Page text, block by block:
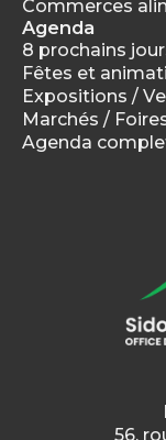
Commerces
Agenda
8 prochains
Fêtes et
Expositions /
Marchés /
Agenda
56,